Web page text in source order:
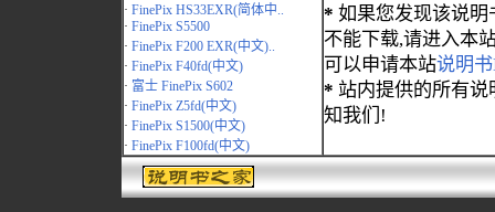
· FinePix HS33EXR(简体中..
· FinePix S5500
· FinePix F200 EXR(中文)..
· FinePix F40fd(中文)
· 富士 FinePix S602
· FinePix Z5fd(中文)
· FinePix S1500(中文)
· FinePix F100fd(中文)
* 如果您发现该说明
不能下载,请进入本
可以申请本站说明
* 站内提供的所有
知我们!